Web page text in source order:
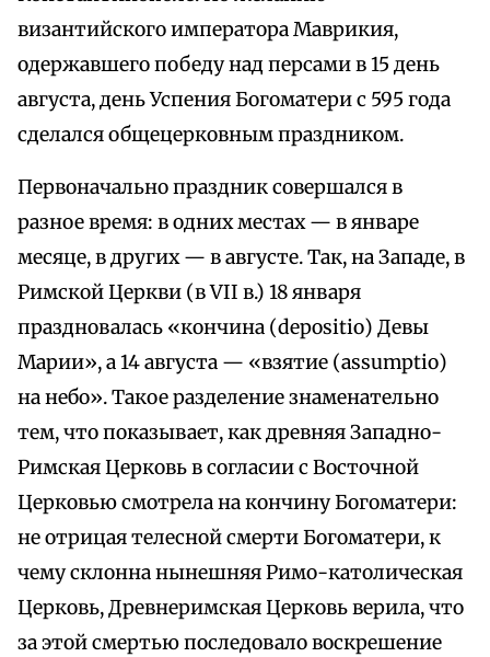
византийского императора Маврикия,
одержавшего победу над персами в 15 день
августа, день Успения Богоматери с 595 года
сделался общецерковным праздником.
Первоначально праздник совершался в
разное время: в одних местах — в январе
месяце, в других — в августе. Так, на Западе, в
Римской Церкви (в VII в.) 18 января
праздновалась «кончина (depositio) Девы
Марии», а 14 августа — «взятие (assumptio)
на небо». Такое разделение знаменательно
тем, что показывает, как древняя Западно-
Римская Церковь в согласии с Восточной
Церковью смотрела на кончину Богоматери:
не отрицая телесной смерти Богоматери, к
чему склонна нынешняя Римо-католическая
Церковь, Древнеримская Церковь верила, что
за этой смертью последовало воскрешение